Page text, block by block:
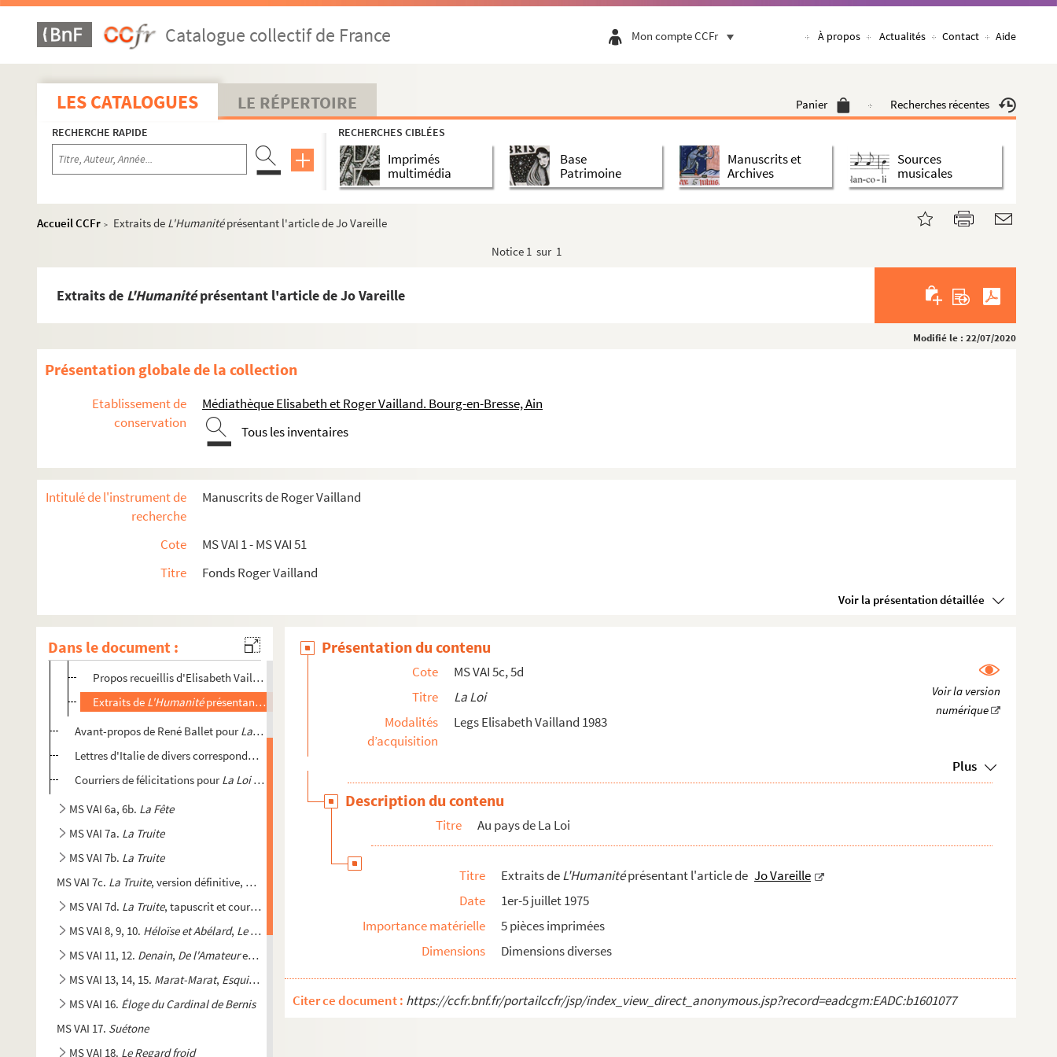
Catalogue collectif de France Mon compte CCFr À propos Actualités Contact Aide
LES CATALOGUES LE RÉPERTOIRE Panier Recherches récentes
RECHERCHE RAPIDE RECHERCHES CIBLÉES
Imprimés
multimédia
Base
Patrimoine
Manuscrits et
Archives
Sources
musicales
Accueil CCFr > Extraits de L'Humanitéprésentant l'article de Jo Vareille
Notice 1 sur 1
Extraits de L'Humanitéprésentant l'article de Jo Vareille
Modifié le : 22/07/2020
Présentation globale de la collection
Etablissement de
conservation
Médiathèque Elisabeth et Roger Vailland. Bourg-en-Bresse, Ain
Tous les inventaires
Intitulé de l'instrument de
recherche
Manuscrits de Roger Vailland
Cote
MS VAI 1 - MS VAI 51
Titre
Fonds Roger Vailland
Voir la présentation détaillée
Dans le document :
Bon pied bon oeil
MS VAI 2b, 2c.Bon pied bon oeil
MS VAI 3a.Beau masque
MS VAI 3b, 4.Beau masque
, manuscrit complet, suite et fin
Au pays de La Loi
Lettre de Jo Vareille à Elisabeth Vailland
Propos recueillis d'Elisabeth Vailland par Jo Vareille pour le journalL'Humanité
Extraits de L'Humanitéprésentant l'article de Jo Vareille
Avant-propos de René Ballet pourLa Loi
Lettres d'Italie de divers correspondants à Elisabeth Vailland
Courriers de félicitations pourLa Loiet le Prix Goncourt
MS VAI 6a, 6b. La Fête
MS VAI 7a. La Truite
MS VAI 7b. La Truite
MS VAI 7c. La Truite, version définitive, deuxième partie
MS VAI 7d. La Truite, tapuscrit et courriers
MS VAI 8, 9, 10. Héloïse et Abélard, Le colonel Foster plaidera coupable,Monsieur Jean
MS VAI 11, 12. Denain, De l'Amateuret notes pour
MS VAI 13, 14, 15. Marat-Marat, Esquisse pour un portraitetLes liaisons dangereuses
MS VAI 16. Éloge du Cardinal de Bernis
MS VAI 17. Suétone
MS VAI 18. Le Regard froid
Présentation du contenu
Cote
MS VAI 5c, 5d
Titre
La Loi
Modalités
d’acquisition
Legs Elisabeth Vailland 1983
Plus
Description du contenu
Titre Au pays de La Loi
Titre Extraits deL'Humanitéprésentant l'article de Jo Vareille
Date
1er-5 juillet 1975
Importance matérielle
5 pièces imprimées
Dimensions
Dimensions diverses
Citer ce document : https://ccfr.bnf.fr/portailccfr/jsp/index_view_direct_anonymous.jsp?record=eadcgm:EADC:b1601077